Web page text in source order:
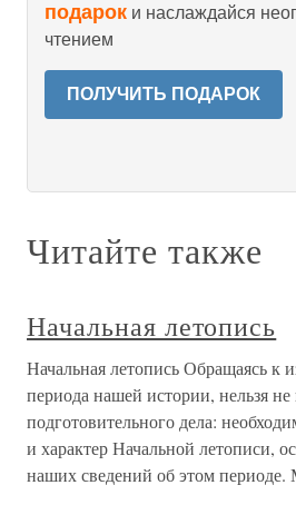
подарок и наслаждайся
чтением
ПОЛУЧИТЬ ПОДАРОК
Читайте также
Начальная летопись
Начальная летопись Обращаясь к
периода нашей истории, нельзя
подготовительного дела:
и характер Начальной летописи,
наших сведений об этом